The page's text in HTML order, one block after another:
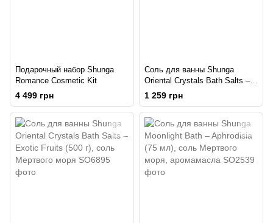
Подарочный набор Shunga
Romance Cosmetic Kit
4 499 грн
Соль для ванны Shunga
Oriental Crystals Bath Salts –
Aphrodisia (500 г), соль
Мертвого моря
1 259 грн